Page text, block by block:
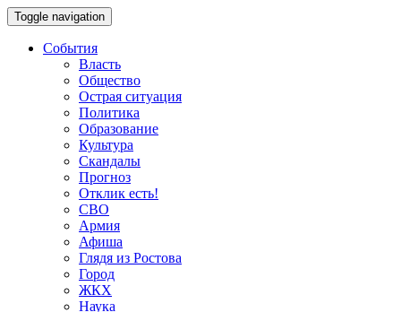
Toggle navigation
События
Власть
Общество
Острая ситуация
Политика
Образование
Культура
Скандалы
Прогноз
Отклик есть!
СВО
Армия
Афиша
Глядя из Ростова
Город
ЖКХ
Наука